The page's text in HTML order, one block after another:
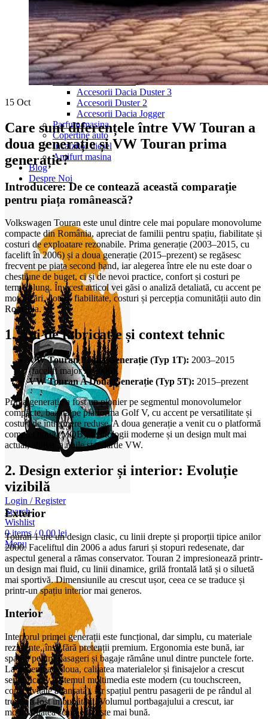
Navigație Skoda Superb 1
Navigație Skoda Superb 2
Navigație Toyota Avensis T25
Portbagaj Plafon Auto
Sub 350 Litri
Peste 350 Litri
Peste 450 litri
Accesorii auto masina
Accesorii Dacia Duster 3
Accesorii Duster 2
Accesorii Dacia Jogger
Parfum masina
Copertine auto
Incalzitor diesel
Antifurt masina
Blog
Despre Noi
Login / Register
Search
Wishlist
0items / 0,00lei
Menu
15 Oct
Care sunt diferențele între VW Touran a
doua generație și VW Touran prima
generație?
Introducere: De ce contează această comparație
pentru piața românească?
Volkswagen Touran este unul dintre cele mai populare monovolume
compacte din România, apreciat de familii pentru spațiu, fiabilitate și
costuri de exploatare rezonabile. Prima generație (2003–2015, cu
facelift în 2006) și a doua generație (2015–prezent) se regăsesc
frecvent pe piața second hand, iar alegerea între ele nu este doar o
chestiune de buget, ci și de nevoi practice, confort și costuri pe
termen lung. În acest articol vei găsi o analiză detaliată, cu accent pe
motorizări, dotări, fiabilitate, costuri și percepția comunității auto din
România.
1. Ani de fabricație și context tehnic
VW Touran Prima Generație (Typ 1T): 2003–2015
(facelift major în 2006)
VW Touran A Doua Generație (Typ 5T): 2015–prezent
Prima generație a fost un pionier pe segmentul monovolumelor
compacte, bazată pe platforma Golf V, cu accent pe versatilitate și
costuri de întreținere reduse. A doua generație a venit cu o platformă
complet nouă (MQB), tehnologii moderne și un design mult mai
actual, aliniat la noile standarde VW.
2. Design exterior și interior: Evoluție
vizibilă
Exterior
Touran 1 are un design clasic, cu linii drepte și proporții tipice anilor
2000. Faceliftul din 2006 a adus faruri și stopuri redesenate, dar
aspectul general a rămas conservator. Touran 2 impresionează printr-
un design mai fluid, cu linii dinamice, grilă frontală lată și o siluetă
mai sportivă. Dimensiunile au crescut ușor, ceea ce se traduce și
printr-un spațiu interior mai generos.
Interior
Interiorul primei generații este funcțional, dar simplu, cu materiale
rezistente, însă fără pretenții premium. Ergonomia este bună, iar
spațiul pentru pasageri și bagaje rămâne unul dintre punctele forte.
La generația a doua, calitatea materialelor și finisajelor a crescut
semnificativ, sistemul multimedia este modern (cu touchscreen,
conectivitate avansată), iar spațiul pentru pasagerii de pe rândul al
treilea a fost îmbunătățit. Volumul portbagajului a crescut, iar
modularitatea scaunelor este mai bună.